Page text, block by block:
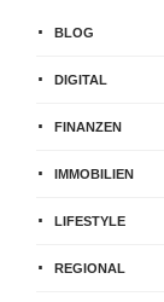
BLOG
DIGITAL
FINANZEN
IMMOBILIEN
LIFESTYLE
REGIONAL